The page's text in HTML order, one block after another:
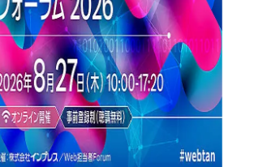
Attend』導入企業
れるー遠州鉄道株式会社